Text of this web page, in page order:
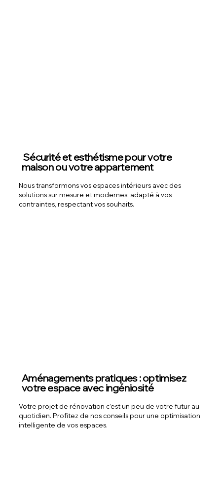
Sécurité et esthétisme pour votre
maison ou votre appartement
Nous transformons vos espaces intérieurs avec des
solutions sur mesure et modernes, adapté à vos
contraintes, respectant vos souhaits.
Aménagements pratiques : optimisez
votre espace avec ingéniosité
Votre projet de rénovation c’est un peu de votre futur au
quotidien. Profitez de nos conseils pour une optimisation
intelligente de vos espaces.